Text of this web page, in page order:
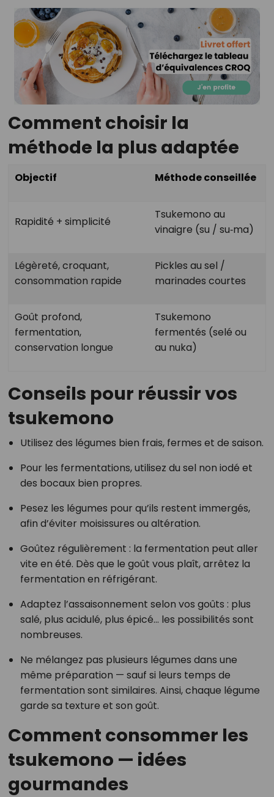
Comment choisir la
méthode la plus adaptée
Objectif Méthode conseillée
Rapidité + simplicité
Tsukemono au
vinaigre (su / su‑ma)
Légèreté, croquant,
consommation rapide
Pickles au sel /
marinades courtes
Goût profond,
fermentation,
conservation longue
Tsukemono
fermentés (selé ou
au nuka)
Conseils pour réussir vos
tsukemono
Utilisez des légumes bien frais, fermes et de saison.
Pour les fermentations, utilisez du sel non iodé et
des bocaux bien propres.
Pesez les légumes pour qu’ils restent immergés,
afin d’éviter moisissures ou altération.
Goûtez régulièrement : la fermentation peut aller
vite en été. Dès que le goût vous plaît, arrêtez la
fermentation en réfrigérant.
Adaptez l’assaisonnement selon vos goûts : plus
salé, plus acidulé, plus épicé… les possibilités sont
nombreuses.
Ne mélangez pas plusieurs légumes dans une
même préparation — sauf si leurs temps de
fermentation sont similaires. Ainsi, chaque légume
garde sa texture et son goût.
Comment consommer les
tsukemono — idées
gourmandes